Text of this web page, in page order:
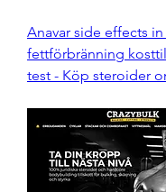
Anavar side effects
fettförbränning
test - Köp steroider